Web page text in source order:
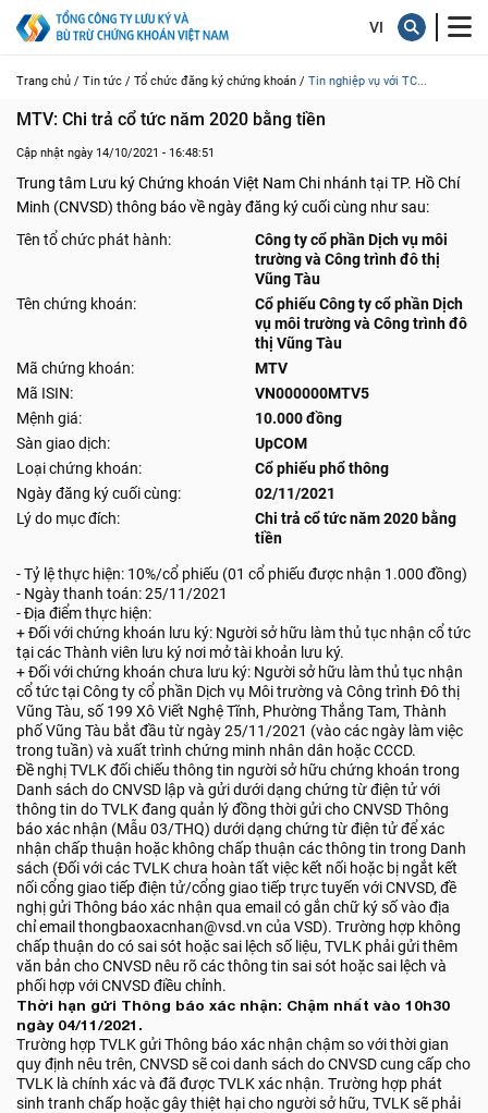
Trang chủ / Tin tức / Tổ chức đăng ký chứng khoán / Tin nghiệp vụ với TC...
MTV: Chi trả cổ tức năm 2020 bằng tiền
Cập nhật ngày 14/10/2021 - 16:48:51
Trung tâm Lưu ký Chứng khoán Việt Nam Chi nhánh tại TP. Hồ Chí
Minh (CNVSD) thông báo về ngày đăng ký cuối cùng như sau:
Tên tổ chức phát hành:
Công ty cổ phần Dịch vụ môi
trường và Công trình đô thị
Vũng Tàu
Tên chứng khoán:
Cổ phiếu Công ty cổ phần Dịch
vụ môi trường và Công trình đô
thị Vũng Tàu
Mã chứng khoán:
MTV
Mã ISIN:
VN000000MTV5
Mệnh giá:
10.000 đồng
Sàn giao dịch:
UpCOM
Loại chứng khoán:
Cổ phiếu phổ thông
Ngày đăng ký cuối cùng:
02/11/2021
Lý do mục đích:
Chi trả cổ tức năm 2020 bằng
tiền
- Tỷ lệ thực hiện: 10%/cổ phiếu (01 cổ phiếu được nhận 1.000 đồng)
- Ngày thanh toán: 25/11/2021
- Địa điểm thực hiện:
+ Đối với chứng khoán lưu ký: Người sở hữu làm thủ tục nhận cổ tức
tại các Thành viên lưu ký nơi mở tài khoản lưu ký.
+ Đối với chứng khoán chưa lưu ký: Người sở hữu làm thủ tục nhận
cổ tức tại Công ty cổ phần Dịch vụ Môi trường và Công trình Đô thị
Vũng Tàu, số 199 Xô Viết Nghệ Tĩnh, Phường Thắng Tam, Thành
phố Vũng Tàu bắt đầu từ ngày 25/11/2021 (vào các ngày làm việc
trong tuần) và xuất trình chứng minh nhân dân hoặc CCCD.
Đề nghị TVLK đối chiếu thông tin người sở hữu chứng khoán trong
Danh sách do CNVSD lập và gửi dưới dạng chứng từ điện tử với
thông tin do TVLK đang quản lý đồng thời gửi cho CNVSD Thông
báo xác nhận (Mẫu 03/THQ) dưới dạng chứng từ điện tử để xác
nhận chấp thuận hoặc không chấp thuận các thông tin trong Danh
sách (Đối với các TVLK chưa hoàn tất việc kết nối hoặc bị ngắt kết
nối cổng giao tiếp điện tử/cổng giao tiếp trực tuyến với CNVSD, đề
nghị gửi Thông báo xác nhận qua email có gắn chữ ký số vào địa
chỉ email thongbaoxacnhan@vsd.vn của VSD). Trường hợp không
chấp thuận do có sai sót hoặc sai lệch số liệu, TVLK phải gửi thêm
văn bản cho CNVSD nêu rõ các thông tin sai sót hoặc sai lệch và
phối hợp với CNVSD điều chỉnh.
Thời hạn gửi Thông báo xác nhận: Chậm nhất vào 10h30
ngày 04/11/2021.
Trường hợp TVLK gửi Thông báo xác nhận chậm so với thời gian
quy định nêu trên, CNVSD sẽ coi danh sách do CNVSD cung cấp cho
TVLK là chính xác và đã được TVLK xác nhận. Trường hợp phát
sinh tranh chấp hoặc gây thiệt hại cho người sở hữu, TVLK sẽ phải